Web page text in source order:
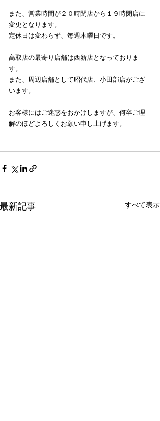
また、営業時間が２０時閉店から１９時閉店に
変更となります。
定休日は変わらず、毎週木曜日です。
高取店の最寄り店舗は西新店となっておりま
す。
また、周辺店舗として昭代店、小田部店がござ
います。
お客様にはご迷惑をおかけしますが、何卒ご理
解のほどよろしくお願い申し上げます。
最新記事 すべて表示